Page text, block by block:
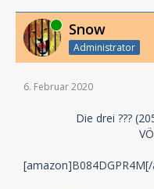
Online Snow
Administrator
6. Februar 2020
Die drei ???